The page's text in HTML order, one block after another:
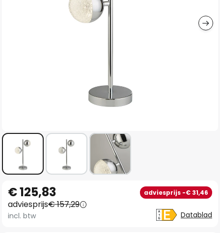
naar
het
begin
€ 125,83 adviesprijs -€ 31,46
adviesprijs€ 157,29
incl. btw Datablad